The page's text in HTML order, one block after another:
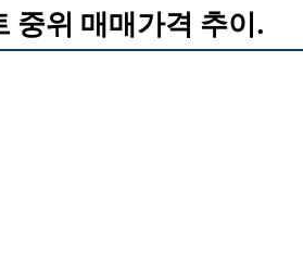
중위 매매가격 추이.